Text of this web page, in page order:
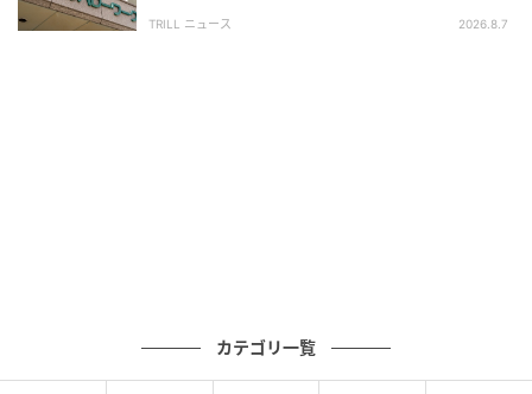
TRILL ニュース 2026.8.7
カテゴリ一覧